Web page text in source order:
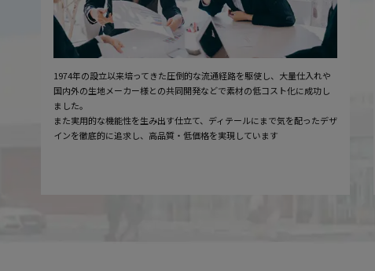
1974年の設立以来培ってきた圧倒的な流通経路を駆使し、大量仕入れや
国内外の生地メーカー様との共同開発などで素材の低コスト化に成功し
ました。
また実用的な機能性を生み出す仕立て、ディテールにまで気を配ったデザ
インを徹底的に追求し、高品質・低価格を実現しています